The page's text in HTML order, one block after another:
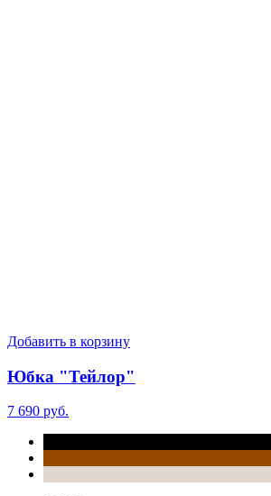
Добавить в корзину
Юбка "Тейлор"
7 690 руб.